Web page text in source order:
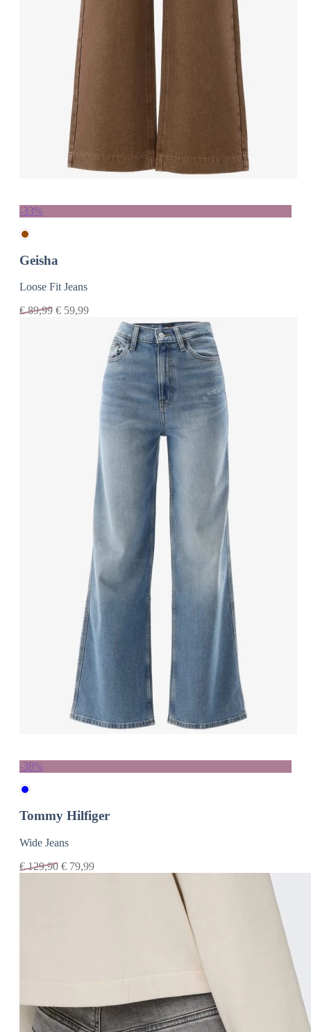
-33%
Geisha
Loose Fit Jeans
€89,99 € 59,99
-38%
Tommy Hilfiger
Wide Jeans
€129,90 € 79,99